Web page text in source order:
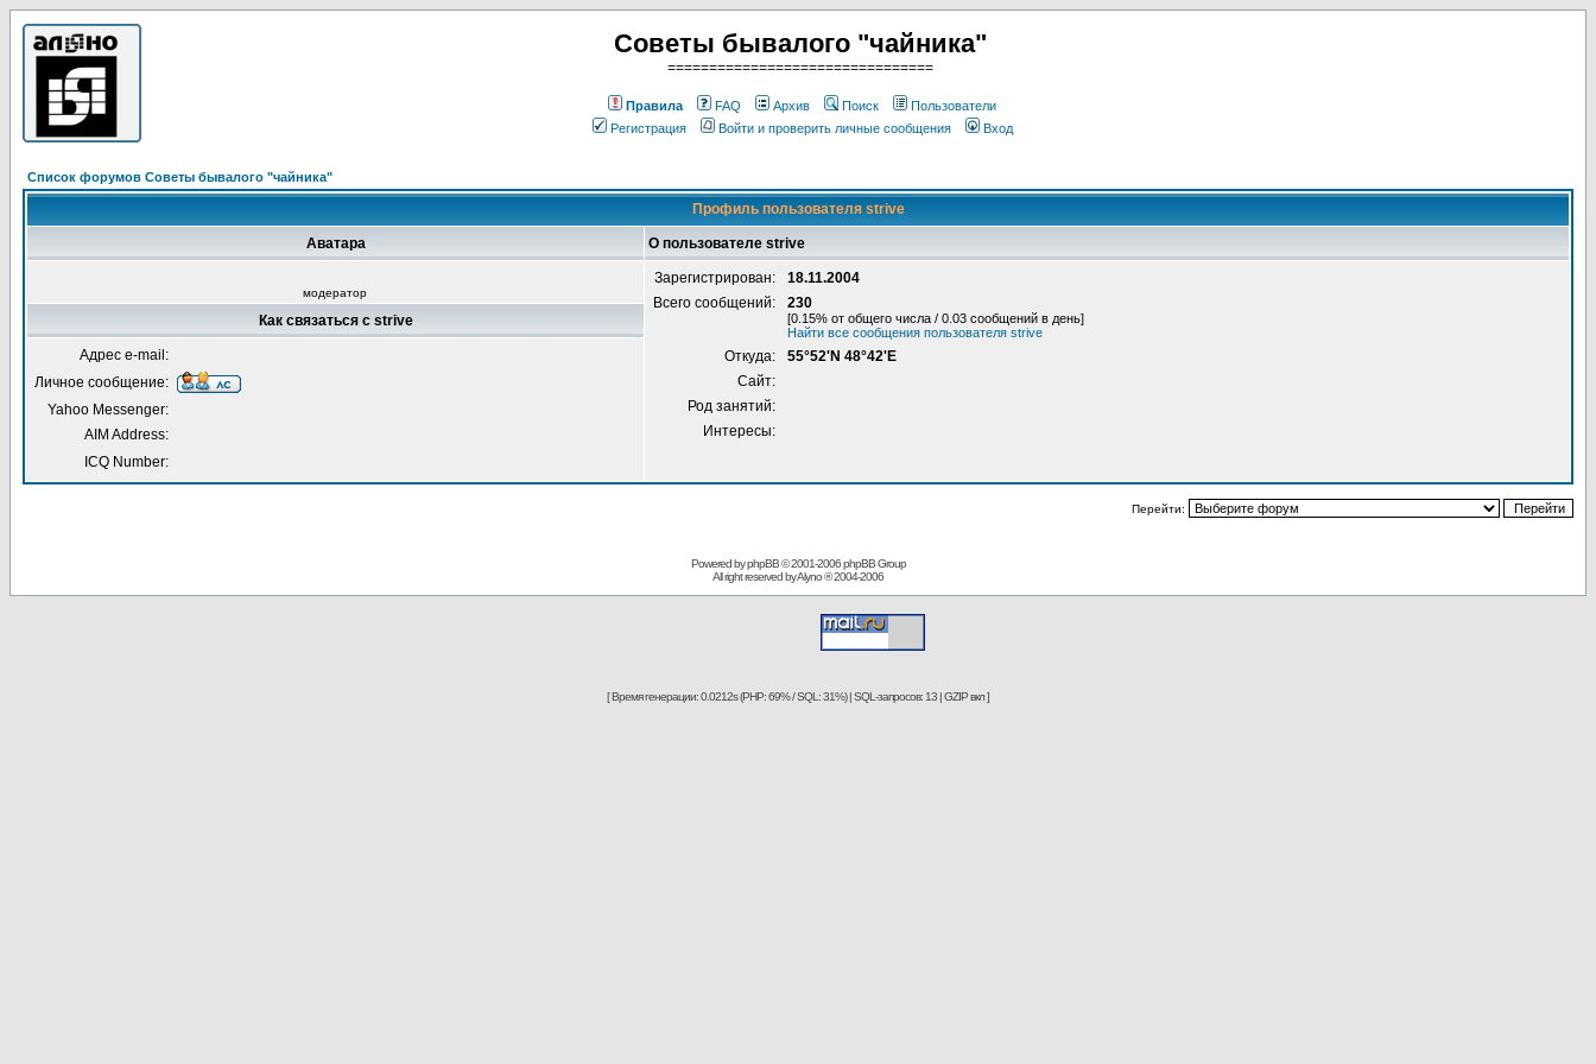
Советы бывалого "чайника"
================================
Правила FAQ Архив Поиск
Пользователи
Регистрация
Войти и проверить личные сообщения Вход
Список форумов Советы бывалого "чайника"
Профиль пользователя strive
Аватара О пользователе strive
модератор
Зарегистрирован:
18.11.2004
Всего сообщений:
230
[0.15% от общего числа / 0.03 сообщений в день]
Найти все сообщения пользователя strive
Откуда:
55°52'N 48°42'E
Сайт:
Род занятий:
Интересы:
Как связаться с strive
Адрес e-mail:
Личное сообщение:
Yahoo Messenger:
AIM Address:
ICQ Number:
Перейти:
Powered by phpBB © 2001-2006phpBB Group
All right reserved byAlyno® 2004-2006
[ Время генерации: 0.0212s (PHP: 69% / SQL: 31%) | SQL-запросов: 13 | GZIP вкл ]